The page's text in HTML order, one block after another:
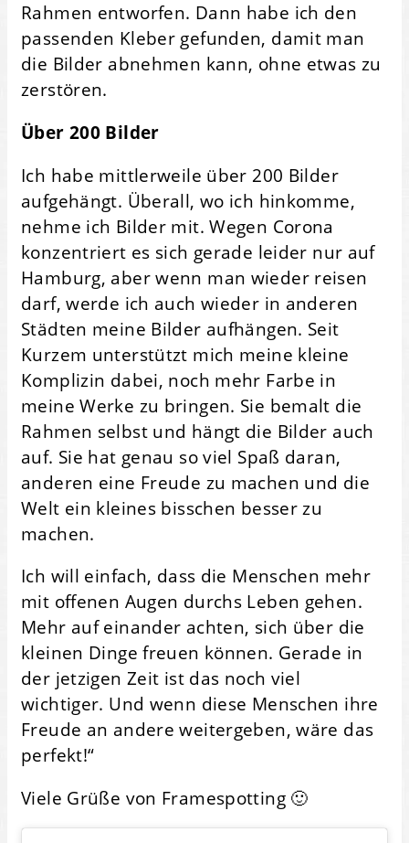
Rahmen entworfen. Dann habe ich den
passenden Kleber gefunden, damit man
die Bilder abnehmen kann, ohne etwas zu
zerstören.
Über 200 Bilder
Ich habe mittlerweile über 200 Bilder
aufgehängt. Überall, wo ich hinkomme,
nehme ich Bilder mit. Wegen Corona
konzentriert es sich gerade leider nur auf
Hamburg, aber wenn man wieder reisen
darf, werde ich auch wieder in anderen
Städten meine Bilder aufhängen. Seit
Kurzem unterstützt mich meine kleine
Komplizin dabei, noch mehr Farbe in
meine Werke zu bringen. Sie bemalt die
Rahmen selbst und hängt die Bilder auch
auf. Sie hat genau so viel Spaß daran,
anderen eine Freude zu machen und die
Welt ein kleines bisschen besser zu
machen.
Ich will einfach, dass die Menschen mehr
mit offenen Augen durchs Leben gehen.
Mehr auf einander achten, sich über die
kleinen Dinge freuen können. Gerade in
der jetzigen Zeit ist das noch viel
wichtiger. Und wenn diese Menschen ihre
Freude an andere weitergeben, wäre das
perfekt!“
Viele Grüße von Framespotting 🙂